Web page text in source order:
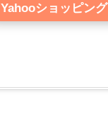
Yahooショッピング